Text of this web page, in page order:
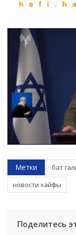
Метки бат
новости хайфы
Поделитесь